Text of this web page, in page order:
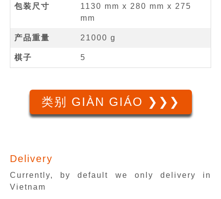
包装尺寸
1130 mm x 280 mm x 275
mm
产品重量 21000 g
棋子 5
类别 GIÀN GIÁO ❯❯❯
Delivery
Currently, by default we only delivery in
Vietnam